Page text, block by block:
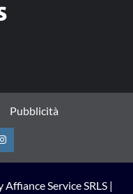
Pubblicità
Instagram
Service SRLS |